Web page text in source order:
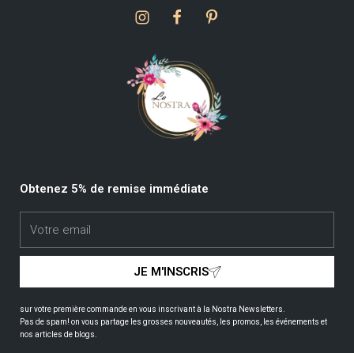
Obtenez 5% de remise immédiate
JE M'INSCRIS
sur votre première commande en vous inscrivant à la Nostra Newsletters.
Pas de spam! on vous partage les grosses nouveautés, les promos, les événements et
nos articles de blogs.